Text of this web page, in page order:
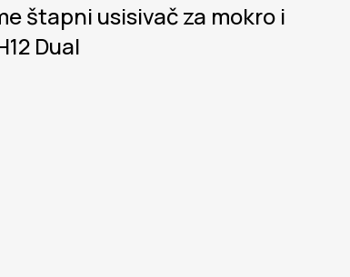
štapni usisivač za mokro i
Dual